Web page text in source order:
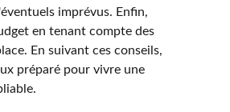
imprévus. Enfin,
en tenant compte des
En suivant ces conseils,
préparé pour vivre une